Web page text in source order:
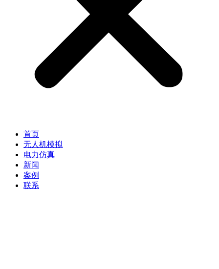
首页
无人机模拟
电力仿真
新闻
案例
联系